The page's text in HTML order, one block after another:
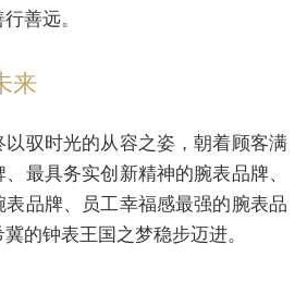
善远。
来
以驭时光的从容之姿，朝着顾客满
最具务实创新精神的腕表品牌、
品牌、员工幸福感最强的腕表品
的钟表王国之梦稳步迈进。